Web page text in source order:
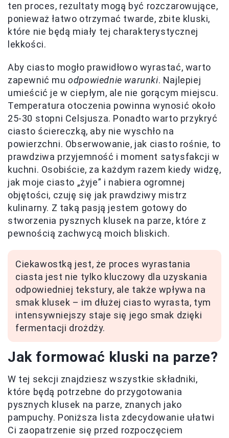
ten proces, rezultaty mogą być rozczarowujące,
ponieważ łatwo otrzymać twarde, zbite kluski,
które nie będą miały tej charakterystycznej
lekkości.
Aby ciasto mogło prawidłowo wyrastać, warto
zapewnić muodpowiednie warunki. Najlepiej
umieścić je w ciepłym, ale nie gorącym miejscu.
Temperatura otoczenia powinna wynosić około
25-30 stopni Celsjusza. Ponadto warto przykryć
ciasto ściereczką, aby nie wyschło na
powierzchni. Obserwowanie, jak ciasto rośnie, to
prawdziwa przyjemność i moment satysfakcji w
kuchni. Osobiście, za każdym razem kiedy widzę,
jak moje ciasto „żyje” i nabiera ogromnej
objętości, czuję się jak prawdziwy mistrz
kulinarny. Z taką pasją jestem gotowy do
stworzenia pysznych klusek na parze, które z
pewnością zachwycą moich bliskich.
Ciekawostką jest, że proces wyrastania
ciasta jest nie tylko kluczowy dla uzyskania
odpowiedniej tekstury, ale także wpływa na
smak klusek – im dłużej ciasto wyrasta, tym
intensywniejszy staje się jego smak dzięki
fermentacji drożdży.
Jak formować kluski na parze?
W tej sekcji znajdziesz wszystkie składniki,
które będą potrzebne do przygotowania
pysznych klusek na parze, znanych jako
pampuchy. Poniższa lista zdecydowanie ułatwi
Ci zaopatrzenie się przed rozpoczęciem